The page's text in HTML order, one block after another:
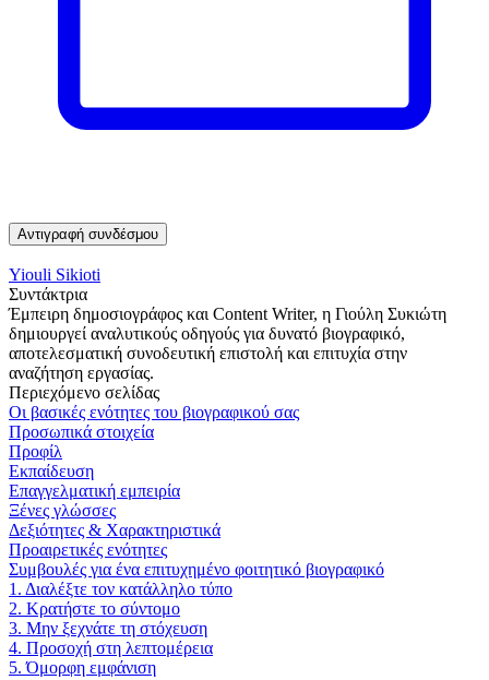
Αντιγραφή συνδέσμου
Yiouli Sikioti
Συντάκτρια
Έμπειρη δημοσιογράφος και Content Writer, η Γιούλη Συκιώτη
δημιουργεί αναλυτικούς οδηγούς για δυνατό βιογραφικό,
αποτελεσματική συνοδευτική επιστολή και επιτυχία στην
αναζήτηση εργασίας.
Περιεχόμενο σελίδας
Οι βασικές ενότητες του βιογραφικού σας
Προσωπικά στοιχεία
Προφίλ
Εκπαίδευση
Επαγγελματική εμπειρία
Ξένες γλώσσες
Δεξιότητες & Χαρακτηριστικά
Προαιρετικές ενότητες
Συμβουλές για ένα επιτυχημένο φοιτητικό βιογραφικό
1. Διαλέξτε τον κατάλληλο τύπο
2. Κρατήστε το σύντομο
3. Μην ξεχνάτε τη στόχευση
4. Προσοχή στη λεπτομέρεια
5. Όμορφη εμφάνιση